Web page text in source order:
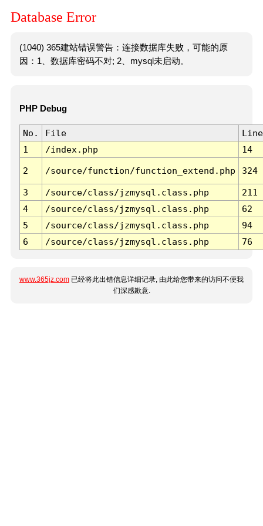
Database Error
(1040) 365建站错误警告：连接数据库失败，可能的原
因：1、数据库密码不对; 2、mysql未启动。
PHP Debug
No. File
Line
1
/index.php 14
2 /source/function/function_extend.php 324
3 /source/class/jzmysql.class.php
211
4
/source/class/jzmysql.class.php
62
5
/source/class/jzmysql.class.php
94
6
/source/class/jzmysql.class.php 76
www.365jz.com 已经将此出错信息详细记录, 由此给您带来的访问不便我
们深感歉意.